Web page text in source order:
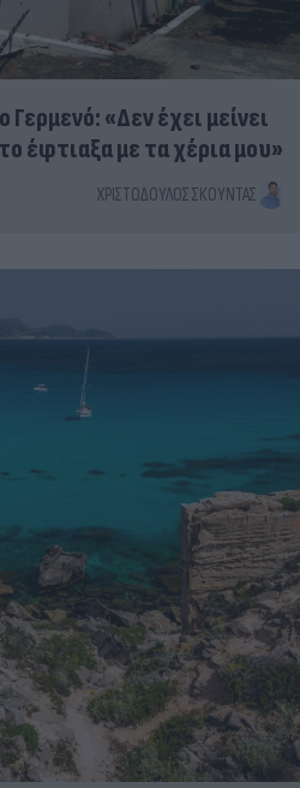
«Δεν έχει μείνει
έφτιαξα με τα χέρια μου»
ΧΡΙΣΤΌΔΟΥΛΟΣ ΣΚΟΎΝΤΑΣ